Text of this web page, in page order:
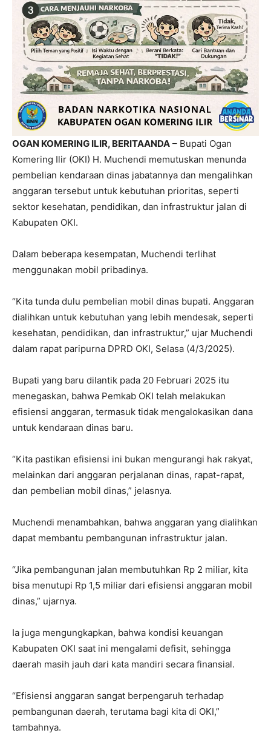
OGAN KOMERING ILIR, BERITAANDA – Bupati Ogan
Komering Ilir (OKI) H. Muchendi memutuskan menunda
pembelian kendaraan dinas jabatannya dan mengalihkan
anggaran tersebut untuk kebutuhan prioritas, seperti
sektor kesehatan, pendidikan, dan infrastruktur jalan di
Kabupaten OKI.
Dalam beberapa kesempatan, Muchendi terlihat
menggunakan mobil pribadinya.
“Kita tunda dulu pembelian mobil dinas bupati. Anggaran
dialihkan untuk kebutuhan yang lebih mendesak, seperti
kesehatan, pendidikan, dan infrastruktur,” ujar Muchendi
dalam rapat paripurna DPRD OKI, Selasa (4/3/2025).
Bupati yang baru dilantik pada 20 Februari 2025 itu
menegaskan, bahwa Pemkab OKI telah melakukan
efisiensi anggaran, termasuk tidak mengalokasikan dana
untuk kendaraan dinas baru.
“Kita pastikan efisiensi ini bukan mengurangi hak rakyat,
melainkan dari anggaran perjalanan dinas, rapat-rapat,
dan pembelian mobil dinas,” jelasnya.
Muchendi menambahkan, bahwa anggaran yang dialihkan
dapat membantu pembangunan infrastruktur jalan.
“Jika pembangunan jalan membutuhkan Rp 2 miliar, kita
bisa menutupi Rp 1,5 miliar dari efisiensi anggaran mobil
dinas,” ujarnya.
Ia juga mengungkapkan, bahwa kondisi keuangan
Kabupaten OKI saat ini mengalami defisit, sehingga
daerah masih jauh dari kata mandiri secara finansial.
“Efisiensi anggaran sangat berpengaruh terhadap
pembangunan daerah, terutama bagi kita di OKI,”
tambahnya.